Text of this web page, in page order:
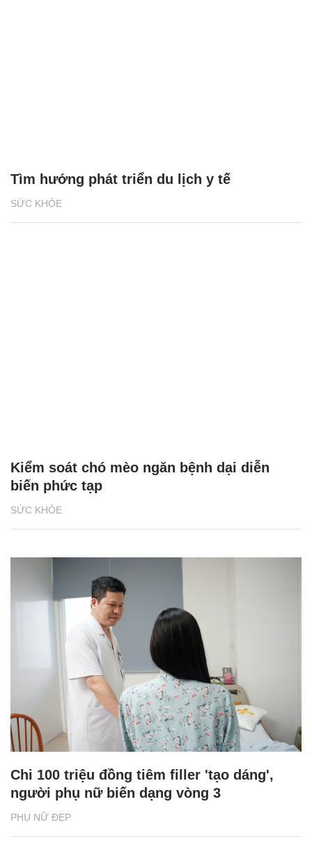
SỨC KHỎE
Tìm hướng phát triển du lịch y tế
SỨC KHỎE
Kiểm soát chó mèo ngăn bệnh dại diễn
biến phức tạp
PHỤ NỮ ĐẸP
Chi 100 triệu đồng tiêm filler 'tạo dáng',
người phụ nữ biến dạng vòng 3